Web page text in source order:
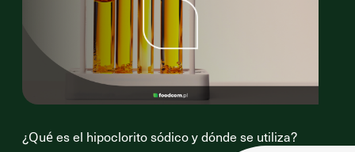
¿Qué es el hipoclorito sódico y dónde se utiliza?